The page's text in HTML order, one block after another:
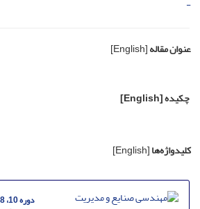
-
عنوان مقاله[English]
چکیده[English]
کلیدواژه‌ها[English]